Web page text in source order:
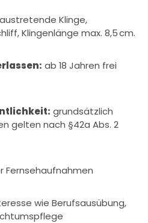
Klinge,
Klingenlänge max. 8,5 cm.
ab 18 Jahren frei
grundsätzlich
gelten nach §42a Abs. 2
Fernsehaufnahmen
wie Berufsausübung,